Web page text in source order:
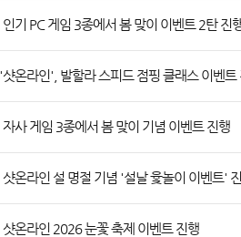
기 PC 게임 3종에서 봄 맞이 이벤트 2탄 진
온라인', 발할라 스피드 점핑 클래스 이벤트
사 게임 3종에서 봄 맞이 기념 이벤트 진행
온라인 설 명절 기념 '설날 윷놀이 이벤트'
온라인 2026 눈꽃 축제 이벤트 진행